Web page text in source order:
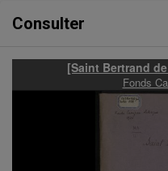
Contenu de la notice
Consulter